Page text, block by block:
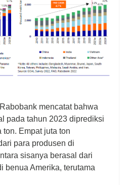
mencatat bahwa
pada tahun 2023 diprediksi
Empat juta ton
para produsen di
sisanya berasal dari
benua Amerika, terutama